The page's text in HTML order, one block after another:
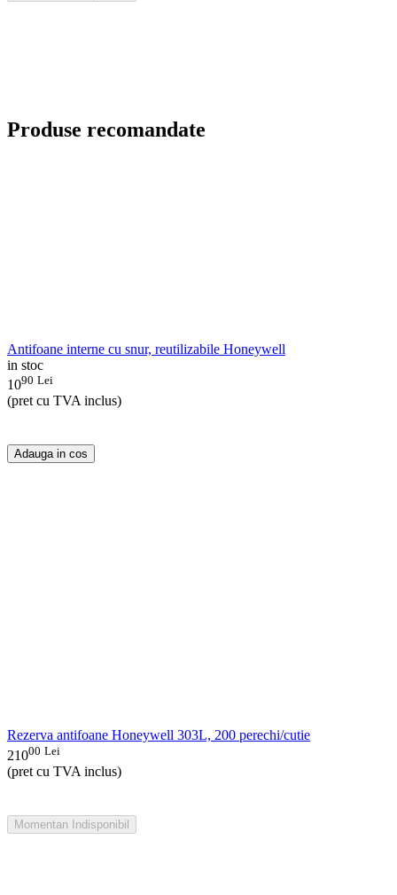
Produse recomandate
Antifoane interne cu snur, reutilizabile Honeywell
in stoc
1090 Lei
(pret cu TVA inclus)
Adauga in cos
Rezerva antifoane Honeywell 303L, 200 perechi/cutie
21000 Lei
(pret cu TVA inclus)
Momentan Indisponibil